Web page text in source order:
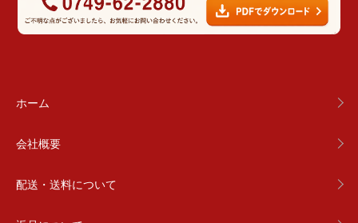
ホーム
会社概要
配送・送料について